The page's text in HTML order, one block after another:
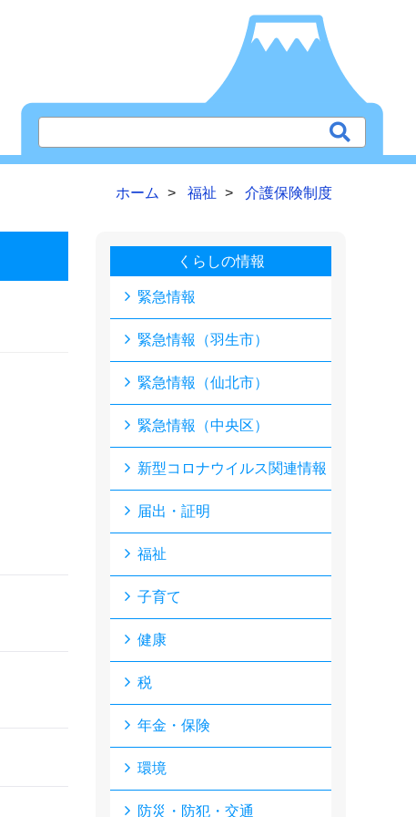
ホーム 福祉 介護保険制度
くらしの情報
緊急情報
緊急情報（羽生市）
緊急情報（仙北市）
緊急情報（中央区）
新型コロナウイルス関連情報
届出・証明
福祉
子育て
健康
税
年金・保険
環境
防災・防犯・交通